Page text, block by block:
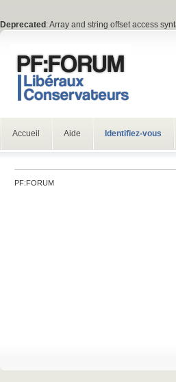
Deprecated : Array and string offset access
Accueil Aide Identifiez-vous
PF:FORUM